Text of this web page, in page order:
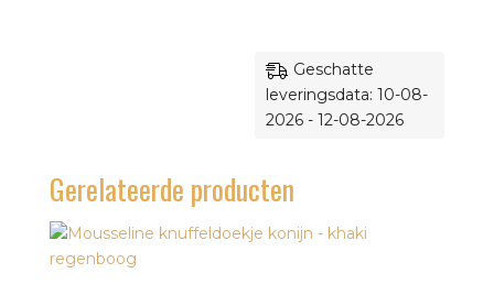
Geschatte
leveringsdata: 10-08-
2026 - 12-08-2026
Gerelateerde producten